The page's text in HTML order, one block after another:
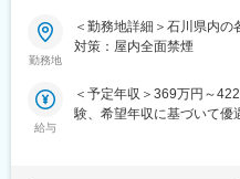
・クライアントへのイン
の方向性を協議
・既存顧客70%、新規開
ィング・教育
スキル身につく～
国内外で約300店舗、世界
ド『一風堂』の店舗運営を
勤務地
＜勤務地詳細＞石川県内
対策：屋内全面禁煙
給与
＜予定年収＞369万円～
験、希望年収に基づいて優